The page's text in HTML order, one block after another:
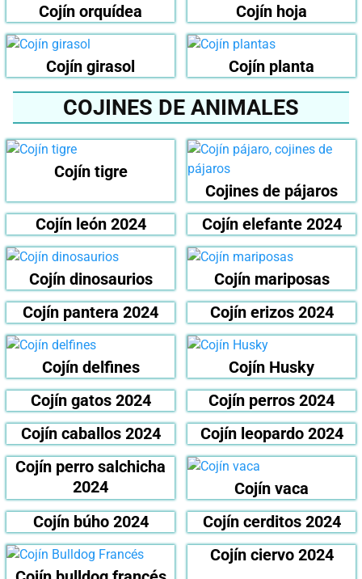
Cojín orquídea Cojín hoja
Cojín girasol Cojín planta
COJINES DE ANIMALES
Cojín tigre
Cojines de pájaros
Cojín león 2024
Cojín elefante 2024
Cojín dinosaurios
Cojín mariposas
Cojín pantera 2024
Cojín erizos 2024
Cojín delfines
Cojín Husky
Cojín gatos 2024
Cojín perros 2024
Cojín caballos 2024
Cojín leopardo 2024
Cojín perro salchicha
2024
Cojín vaca
Cojín búho 2024
Cojín cerditos 2024
Cojín ciervo 2024